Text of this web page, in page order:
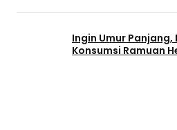
Ingin Umur
Konsumsi Ramuan